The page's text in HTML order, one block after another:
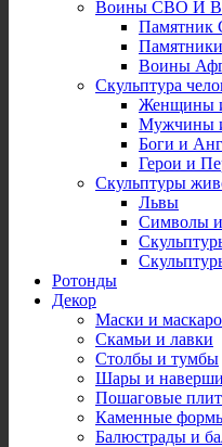
Воины СВО И
Памятник
Воины
Скульптура
Женщины
Мужчины
Боги и
Герои и
Скульптуры
Львы
Символы и
Ротонды
Декор
Маски и
Скамьи и лавки
Столбы и тумбы
Шары и
Пошаговые
Каменные
Балюстрады и